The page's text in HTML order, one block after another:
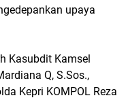
upaya
Kasubdit Kamsel
Q, S.Sos.,
Kepri KOMPOL Reza